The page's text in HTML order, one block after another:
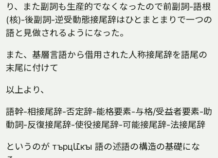
り、また副詞も生産的でなくなったので前副詞-語根
(核)-後副詞-逆受動態接尾辞はひとまとまりで一つの
語と見做されるようになった。
また、基層言語から借用された人称接尾辞を語尾の
末尾に付けて
以上より、
語幹-相接尾辞-否定辞-能格要素-与格/受益者要素-助
動詞-反復接尾辞-使役接尾辞-可能接尾辞-法接尾辞
というのが търцև̄кꙑ 語の述語の構造の基礎にな